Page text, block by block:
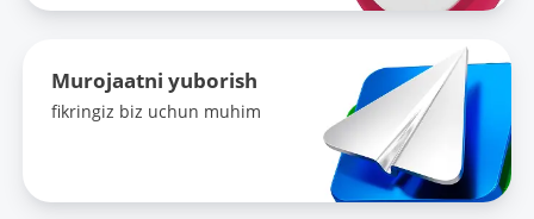
Murojaatni yuborish
fikringiz biz uchun muhim